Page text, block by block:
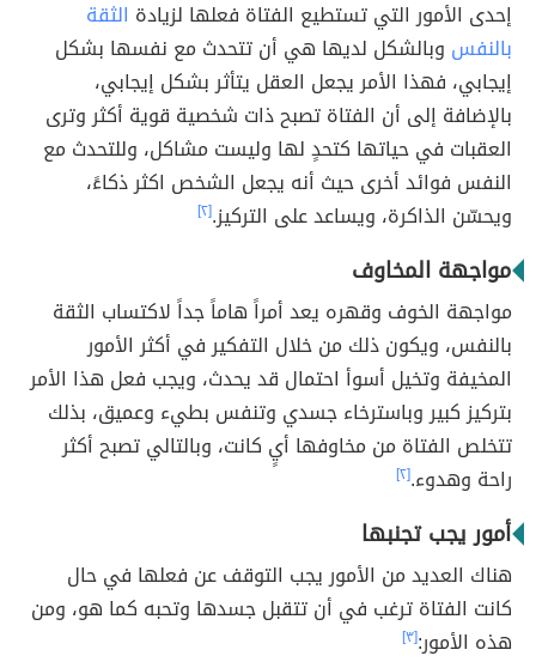
إحدى الأمور التي تستطيع الفتاة فعلها لزيادة الثقة
بالنفس وبالشكل لديها هي أن تتحدث مع نفسها بشكل
إيجابي، فهذا الأمر يجعل العقل يتأثر بشكل إيجابي،
بالإضافة إلى أن الفتاة تصبح ذات شخصية قوية أكثر وترى
العقبات في حياتها كتحدٍ لها وليست مشاكل، وللتحدث مع
النفس فوائد أخرى حيث أنه يجعل الشخص اكثر ذكاءً،
ويحسّن الذاكرة، ويساعد على التركيز.[٢]
مواجهة المخاوف
مواجهة الخوف وقهره يعد أمراً هاماً جداً لاكتساب الثقة
بالنفس، ويكون ذلك من خلال التفكير في أكثر الأمور
المخيفة وتخيل أسوأ احتمال قد يحدث، ويجب فعل هذا الأمر
بتركيز كبير وباسترخاء جسدي وتنفس بطيء وعميق، بذلك
تتخلص الفتاة من مخاوفها أيٍ كانت، وبالتالي تصبح أكثر
راحة وهدوء.[٢]
أمور يجب تجنبها
هناك العديد من الأمور يجب التوقف عن فعلها في حال
كانت الفتاة ترغب في أن تتقبل جسدها وتحبه كما هو، ومن
هذه الأمور:[٣]